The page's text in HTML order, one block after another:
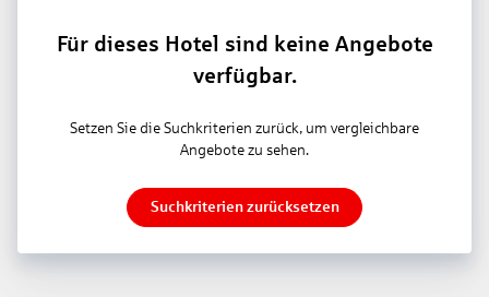
Für dieses Hotel sind keine Angebote
verfügbar.
Setzen Sie die Suchkriterien zurück, um vergleichbare
Angebote zu sehen.
Suchkriterien zurücksetzen